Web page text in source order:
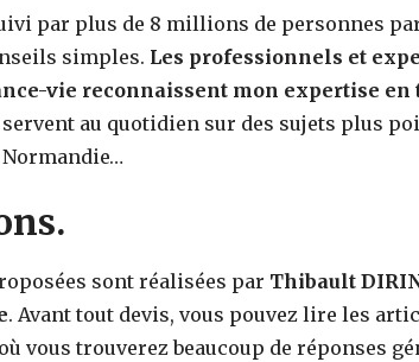
par plus de 8 millions de personnes
simples. Les professionnels et
vie reconnaissent mon expertise en
servent au quotidien sur des sujets plus
sont réalisées par Thibault
. Avant tout devis, vous pouvez lire les
vous trouverez beaucoup de réponses